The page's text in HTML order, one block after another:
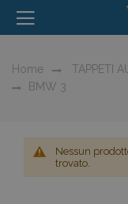
Home TAPPETI
BMW 3
Nessun
trovato.